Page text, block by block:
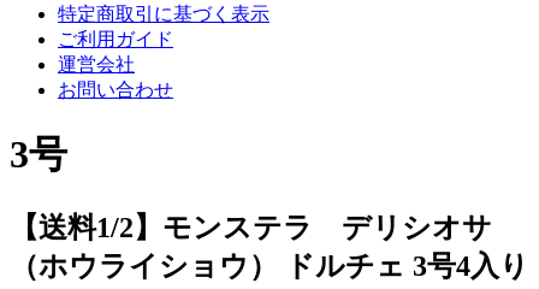
特定商取引に基づく表示
ご利用ガイド
運営会社
お問い合わせ
3号
【送料1/2】モンステラ デリシオサ
（ホウライショウ） ドルチェ 3号4入り